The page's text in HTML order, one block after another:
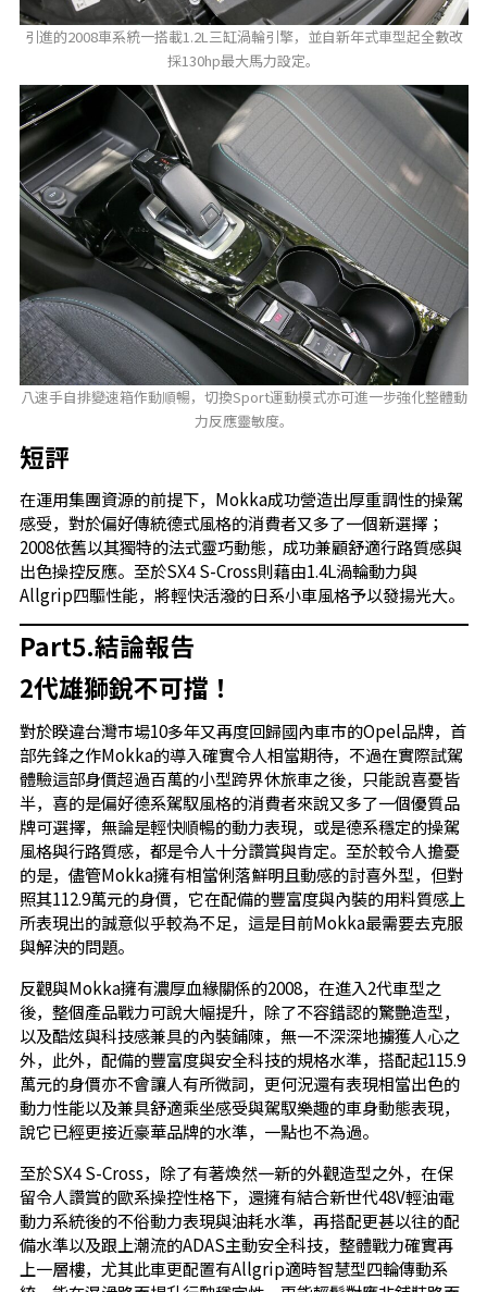
引進的2008車系統一搭載1.2L三缸渦輪引擎，並自新年式車型起全數改
採130hp最大馬力設定。
八速手自排變速箱作動順暢，切換Sport運動模式亦可進一步強化整體動
力反應靈敏度。
短評
在運用集團資源的前提下，Mokka成功營造出厚重調性的操駕
感受，對於偏好傳統德式風格的消費者又多了一個新選擇；
2008依舊以其獨特的法式靈巧動態，成功兼顧舒適行路質感與
出色操控反應。至於SX4 S-Cross則藉由1.4L渦輪動力與
Allgrip四驅性能，將輕快活潑的日系小車風格予以發揚光大。
Part5.結論報告
2代雄獅銳不可擋！
對於睽違台灣市場10多年又再度回歸國內車市的Opel品牌，首
部先鋒之作Mokka的導入確實令人相當期待，不過在實際試駕
體驗這部身價超過百萬的小型跨界休旅車之後，只能說喜憂皆
半，喜的是偏好德系駕馭風格的消費者來說又多了一個優質品
牌可選擇，無論是輕快順暢的動力表現，或是德系穩定的操駕
風格與行路質感，都是令人十分讚賞與肯定。至於較令人擔憂
的是，儘管Mokka擁有相當俐落鮮明且動感的討喜外型，但對
照其112.9萬元的身價，它在配備的豐富度與內裝的用料質感上
所表現出的誠意似乎較為不足，這是目前Mokka最需要去克服
與解決的問題。
反觀與Mokka擁有濃厚血緣關係的2008，在進入2代車型之
後，整個產品戰力可說大幅提升，除了不容錯認的驚艷造型，
以及酷炫與科技感兼具的內裝鋪陳，無一不深深地擄獲人心之
外，此外，配備的豐富度與安全科技的規格水準，搭配起115.9
萬元的身價亦不會讓人有所微詞，更何況還有表現相當出色的
動力性能以及兼具舒適乘坐感受與駕馭樂趣的車身動態表現，
說它已經更接近豪華品牌的水準，一點也不為過。
至於SX4 S-Cross，除了有著煥然一新的外觀造型之外，在保
留令人讚賞的歐系操控性格下，還擁有結合新世代48V輕油電
動力系統後的不俗動力表現與油耗水準，再搭配更甚以往的配
備水準以及跟上潮流的ADAS主動安全科技，整體戰力確實再
上一層樓，尤其此車更配置有Allgrip適時智慧型四輪傳動系